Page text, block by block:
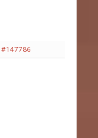
#147786